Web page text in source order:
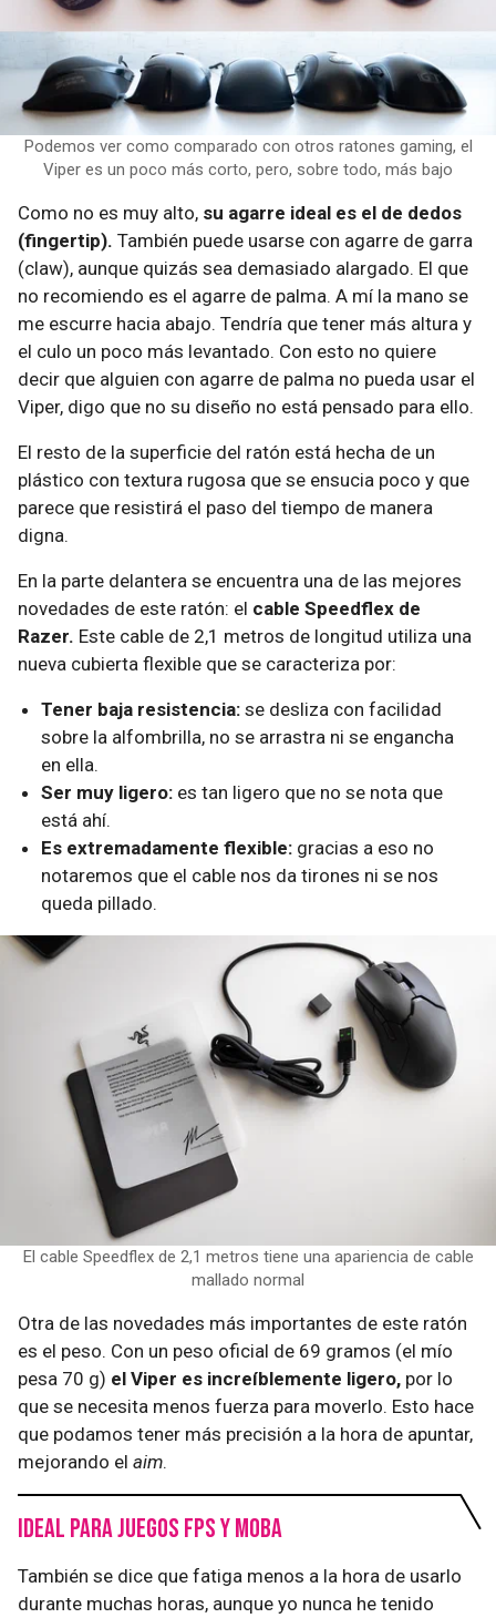
Podemos ver como comparado con otros ratones gaming, el
Viper es un poco más corto, pero, sobre todo, más bajo
Como no es muy alto, su agarre ideal es el de dedos
(fingertip). También puede usarse con agarre de garra
(claw), aunque quizás sea demasiado alargado. El que
no recomiendo es el agarre de palma. A mí la mano se
me escurre hacia abajo. Tendría que tener más altura y
el culo un poco más levantado. Con esto no quiere
decir que alguien con agarre de palma no pueda usar el
Viper, digo que no su diseño no está pensado para ello.
El resto de la superficie del ratón está hecha de un
plástico con textura rugosa que se ensucia poco y que
parece que resistirá el paso del tiempo de manera
digna.
En la parte delantera se encuentra una de las mejores
novedades de este ratón: el cable Speedflex de
Razer. Este cable de 2,1 metros de longitud utiliza una
nueva cubierta flexible que se caracteriza por:
Tener baja resistencia: se desliza con facilidad
sobre la alfombrilla, no se arrastra ni se engancha
en ella.
Ser muy ligero: es tan ligero que no se nota que
está ahí.
Es extremadamente flexible: gracias a eso no
notaremos que el cable nos da tirones ni se nos
queda pillado.
El cable Speedflex de 2,1 metros tiene una apariencia de cable
mallado normal
Otra de las novedades más importantes de este ratón
es el peso. Con un peso oficial de 69 gramos (el mío
pesa 70 g) el Viper es increíblemente ligero, por lo
que se necesita menos fuerza para moverlo. Esto hace
que podamos tener más precisión a la hora de apuntar,
mejorando el aim.
Ideal para juegos FPS y MOBA
También se dice que fatiga menos a la hora de usarlo
durante muchas horas, aunque yo nunca he tenido